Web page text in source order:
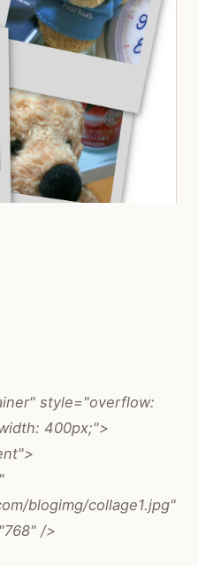
style="overflow:
400px;">
blogimg/collage1.jpg"
/>